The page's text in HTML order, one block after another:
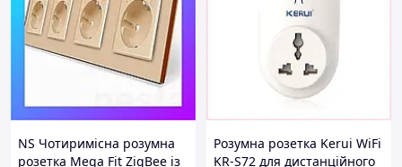
NS Чотиримісна розумна
розетка Mega Fit ZigBee із
Розумна розетка Kerui WiFi
KR-S72 для дистанційного